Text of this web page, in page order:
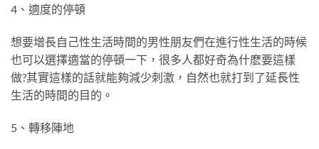
4、適度的停頓
想要增長自己性生活時間的男性朋友們在進行性生活的時候
也可以選擇適當的停頓一下，很多人都好奇為什麽要這樣
做?其實這樣的話就能夠減少刺激，自然也就打到了延長性
生活的時間的目的。
5、轉移陣地